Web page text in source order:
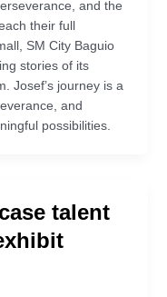
and the
their full
SM City Baguio
stories of its
Josef’s journey is a
and
possibilities.
talent